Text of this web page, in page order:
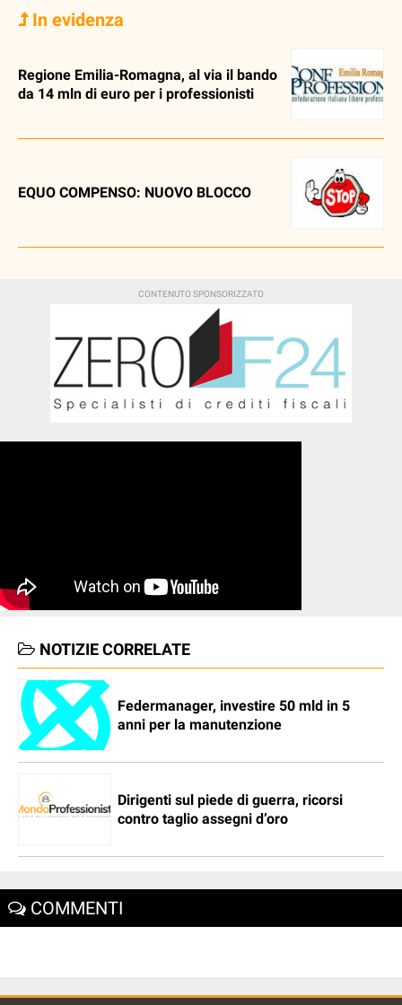
In evidenza
Regione Emilia-Romagna, al via il bando
da 14 mln di euro per i professionisti
EQUO COMPENSO: NUOVO BLOCCO
NOTIZIE CORRELATE
Federmanager, investire 50 mld in 5
anni per la manutenzione
Dirigenti sul piede di guerra, ricorsi
contro taglio assegni d’oro
COMMENTI